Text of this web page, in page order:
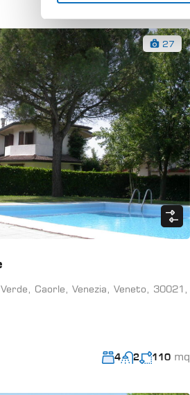
27
Caorle, Venezia, Veneto, 30021,
4 2 110 mq